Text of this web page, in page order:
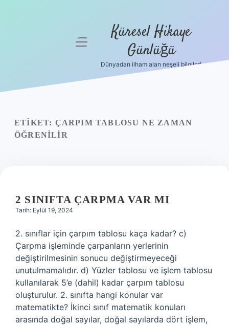
Yasal Uyarı
menüyü
Küresel Hikaye
Günlüğü
Dünyadan ilham alan neşeli bilgiler!
ETIKET: ÇARPIM TABLOSU NE ZAMAN
ÖĞRENILIR
2 SINIFTA ÇARPMA VAR MI
Tarih: Eylül 19, 2024
2. sınıflar için çarpım tablosu kaça kadar? c)
Çarpma işleminde çarpanların yerlerinin
değiştirilmesinin sonucu değiştirmeyeceği
unutulmamalıdır. d) Yüzler tablosu ve işlem tablosu
kullanılarak 5’e (dahil) kadar çarpım tablosu
oluşturulur. 2. sınıfta hangi konular var
matematikte? İkinci sınıf matematik konuları
arasında doğal sayılar, doğal sayılarda dört işlem,